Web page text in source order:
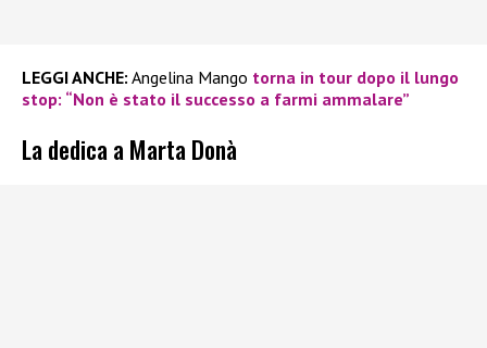
LEGGI ANCHE: Angelina Mango torna in tour dopo il lungo
stop: “Non è stato il successo a farmi ammalare”
La dedica a Marta Donà